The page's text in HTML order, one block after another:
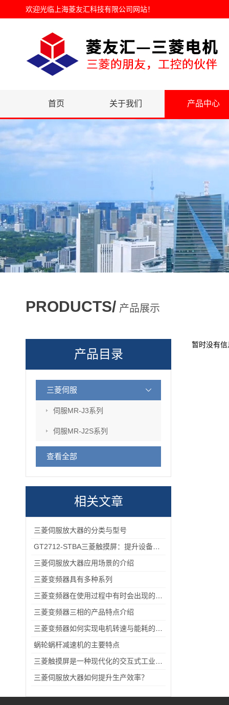
欢迎光临 上海菱友汇科技有限公司网站！
首页 关于我们 产品中心
PRODUCTS/ 产品展示
产品目录
三菱伺服
伺服MR-J3系列
伺服MR-J2S系列
查看全部
相关文章
三菱伺服放大器的分类与型号
三菱伺服放大器应用场景的介绍
三菱变频器具有多种系列
三菱变频器三相的产品特点介绍
蜗轮蜗杆减速机的主要特点
三菱伺服放大器如何提升生产效率？
暂时没有信